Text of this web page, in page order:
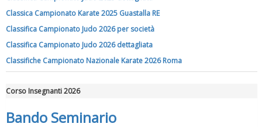
Tiziano Pesce a Radio InBlu2000 traccia il bilancio della stagione
Classica Campionato Karate 2025 Guastalla RE
Classifica Campionato Judo 2026 per società
Classifica Campionato Judo 2026 dettagliata
Classifiche Campionato Nazionale Karate 2026 Roma
Corso Insegnanti 2026
Bando Seminario